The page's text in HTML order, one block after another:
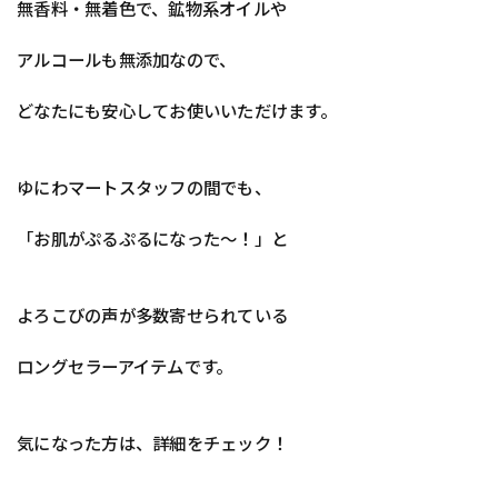
無香料・無着色で、鉱物系オイルや
アルコールも無添加なので、
どなたにも安心してお使いいただけます。
ゆにわマートスタッフの間でも、
「お肌がぷるぷるになった〜！」と
よろこびの声が多数寄せられている
ロングセラーアイテムです。
気になった方は、詳細をチェック！